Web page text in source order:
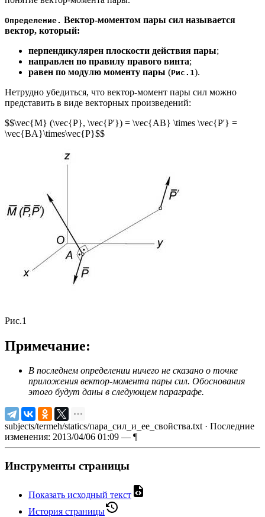
Определение. Вектор-моментом пары сил называется
вектор, который:
перпендикулярен плоскости действия пары;
направлен по правилу правого винта;
равен по модулю моменту пары (Рис.1).
Нетрудно убедиться, что вектор-момент пары сил можно
представить в виде векторных произведений:
$$\vec{М} (\vec{P}, \vec{P'}) = \vec{AB} \times \vec{P'} =
\vec{BA}\times\vec{P}$$
Рис.1
Примечание:
В последнем определении ничего не сказано о точке
приложения вектор-момента пары сил. Обоснования
этого будут даны в следующем параграфе.
subjects/termeh/statics/пара_сил_и_ее_свойства.txt· Последние
изменения: 2013/04/06 01:09 — ¶
Инструменты страницы
Показать исходный текст
История страницы